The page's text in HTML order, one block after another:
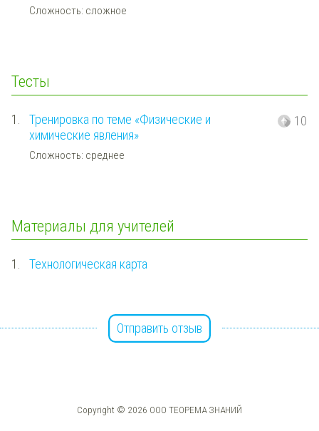
Сложность: сложное
Тесты
1.
Тренировка по теме «Физические и
химические явления»
Сложность: среднее
10
Материалы для учителей
1. Технологическая карта
Отправить отзыв
Copyright © 2026 ООО ТЕОРЕМА ЗНАНИЙ